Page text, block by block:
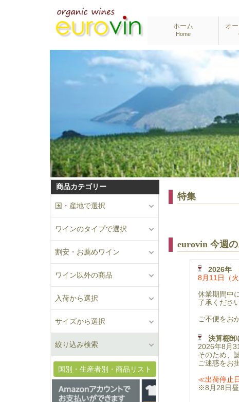
ホーム
Home
オ
商品カテゴリー
国・産地で選択
ワインのタイプで選択
割安・お薦めワイン
ワイン以外の商品
入荷から選択
サイズから選択
絞り込み検索
国別・生産者別・商品リスト
特集
eurovin 今週
2026年
8月11日（
休業期間中
了承ください
ご不便をお
決算棚卸
2026年8月
そのため、
ご迷惑をお
≪出荷停止
※8月28日昼